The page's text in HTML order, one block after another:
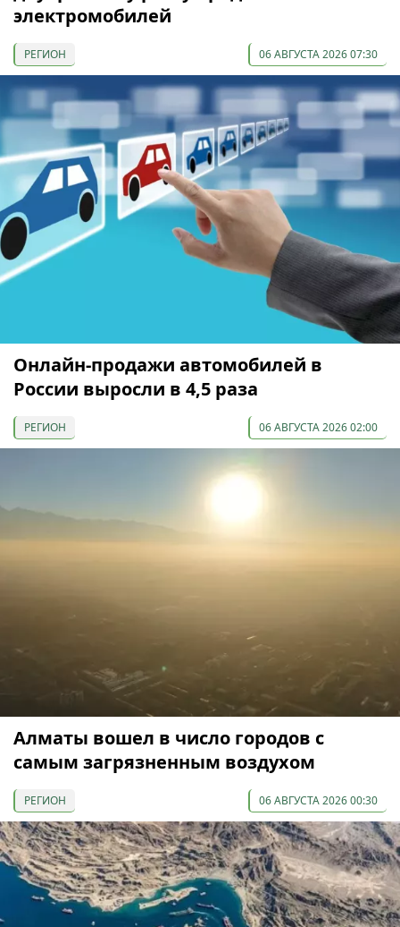
электромобилей
РЕГИОН 06 АВГУСТА 2026 07:30
Онлайн-продажи автомобилей в
России выросли в 4,5 раза
РЕГИОН 06 АВГУСТА 2026 02:00
Алматы вошел в число городов с
самым загрязненным воздухом
РЕГИОН 06 АВГУСТА 2026 00:30